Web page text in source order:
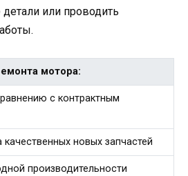
или проводить
мотора:
с контрактным
новых запчастей
производительности